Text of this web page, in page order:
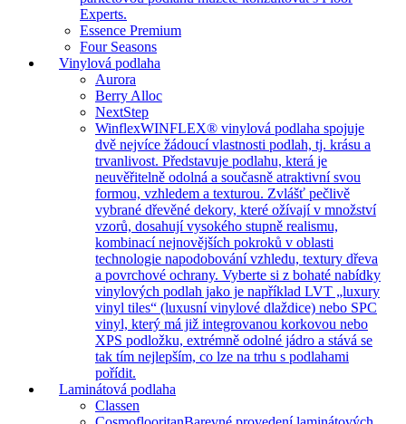
Experts.
Essence Premium
Four Seasons
Vinylová podlaha
Aurora
Berry Alloc
NextStep
WinflexWINFLEX® vinylová podlaha spojuje
dvě nejvíce žádoucí vlastnosti podlah, tj. krásu a
trvanlivost. Představuje podlahu, která je
neuvěřitelně odolná a současně atraktivní svou
formou, vzhledem a texturou. Zvlášť pečlivě
vybrané dřevěné dekory, které ožívají v množství
vzorů, dosahují vysokého stupně realismu,
kombinací nejnovějších pokroků v oblasti
technologie napodobování vzhledu, textury dřeva
a povrchové ochrany. Vyberte si z bohaté nabídky
vinylových podlah jako je například LVT „luxury
vinyl tiles“ (luxusní vinylové dlaždice) nebo SPC
vinyl, který má již integrovanou korkovou nebo
XPS podložku, extrémně odolné jádro a stává se
tak tím nejlepším, co lze na trhu s podlahami
pořídit.
Laminátová podlaha
Classen